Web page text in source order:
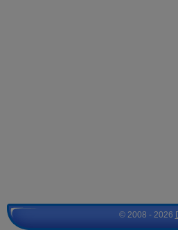
© 2008 - 2026